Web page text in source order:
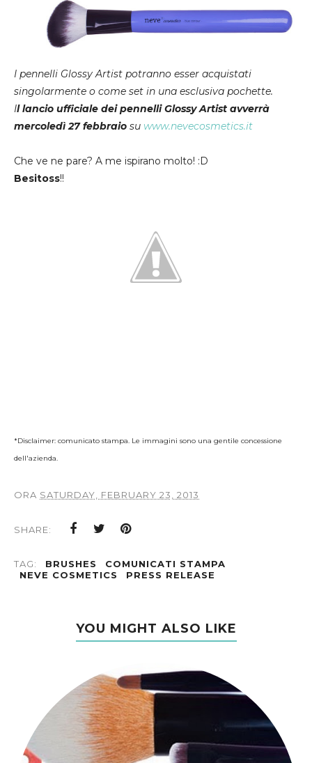
I pennelli Glossy Artist potranno esser acquistati
singolarmente o come set in una esclusiva pochette.
Il lancio ufficiale dei pennelli Glossy Artist avverrà
mercoledì 27 febbraio su www.nevecosmetics.it
Che ve ne pare? A me ispirano molto! :D
Besitoss!!
*Disclaimer: comunicato stampa. Le immagini sono una gentile concessione
dell'azienda.
ORA SATURDAY, FEBRUARY 23, 2013
SHARE:
TAG: BRUSHES
COMUNICATI STAMPA
NEVE COSMETICS
PRESS RELEASE
YOU MIGHT ALSO LIKE